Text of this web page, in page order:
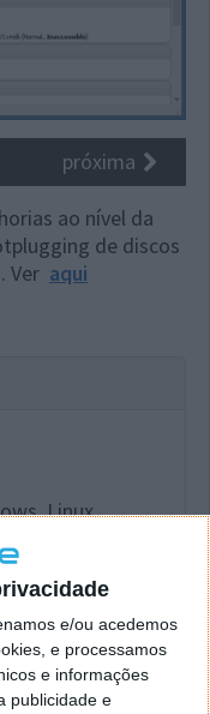
e/ou acedemos
e processamos
e informações
publicidade e
próxima
ao nível da
de discos
Ver aqui
Linux,